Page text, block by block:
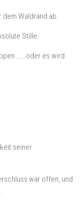
Waldrand ab.
Stille.
….. oder es wird
seiner
war offen, und